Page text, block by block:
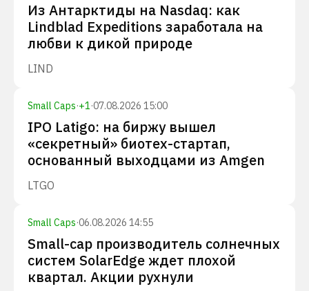
Из Антарктиды на Nasdaq: как
Lindblad Expeditions заработала на
любви к дикой природе
LIND
Small Caps·+1·07.08.2026 15:00
IPO Latigo: на биржу вышел
«секретный» биотех-стартап,
основанный выходцами из Amgen
LTGO
Small Caps·06.08.2026 14:55
Small-cap производитель солнечных
систем SolarEdge ждет плохой
квартал. Акции рухнули